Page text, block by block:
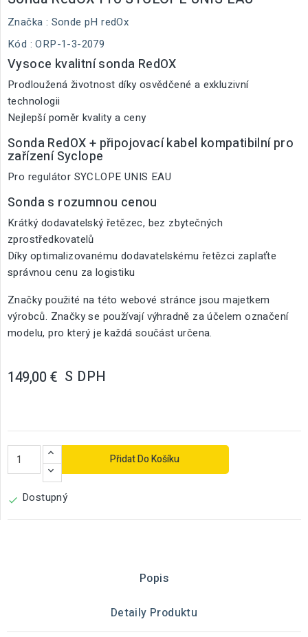
Značka : Sonde pH redOx
Kód : ORP-1-3-2079
Vysoce kvalitní sonda RedOX
Prodloužená životnost díky osvědčené a exkluzivní
technologii
Nejlepší poměr kvality a ceny
Sonda RedOX + připojovací kabel kompatibilní pro
zařízení Syclope
Pro regulátor SYCLOPE UNIS EAU
Sonda s rozumnou cenou
Krátký dodavatelský řetězec, bez zbytečných
zprostředkovatelů
Díky optimalizovanému dodavatelskému řetězci zaplaťte
správnou cenu za logistiku
Značky použité na této webové stránce jsou majetkem
výrobců. Značky se používají výhradně za účelem označení
modelu, pro který je každá součást určena.
149,00 € S DPH
Přidat Do Košíku
 Dostupný
Popis
Detaily Produktu